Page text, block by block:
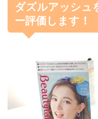
ダズルアッシュ
ー評価します！